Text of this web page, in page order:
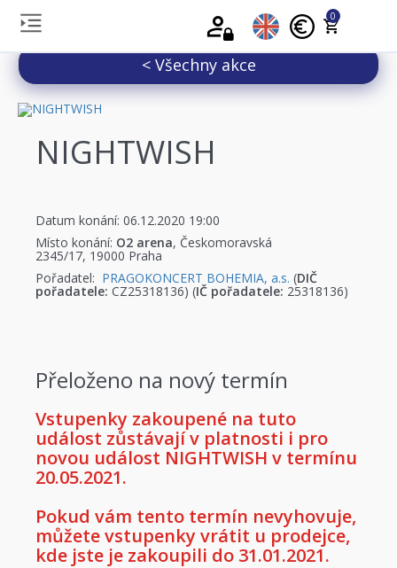
0
< Všechny akce
NIGHTWISH
Datum konání: 06.12.2020 19:00
Místo konání: O2 arena, Českomoravská
2345/17, 19000 Praha
Pořadatel: PRAGOKONCERT BOHEMIA, a.s. (DIČ
pořadatele: CZ25318136) (IČ pořadatele: 25318136)
Přeloženo na nový termín
Vstupenky zakoupené na tuto
událost zůstávají v platnosti i pro
novou událost NIGHTWISH v termínu
20.05.2021.
Pokud vám tento termín nevyhovuje,
můžete vstupenky vrátit u prodejce,
kde jste je zakoupili do 31.01.2021.